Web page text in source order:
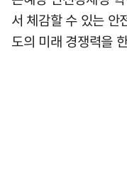
서 체감할 수 있는 안
도의 미래 경쟁력을